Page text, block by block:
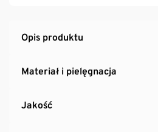
Opis produktu
Materiał i pielęgnacja
Jakość